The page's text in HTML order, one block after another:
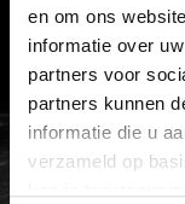
en om ons
informatie over
partners voor
partners kunnen
informatie die u
verzameld op
WERKEN BIJ
FC